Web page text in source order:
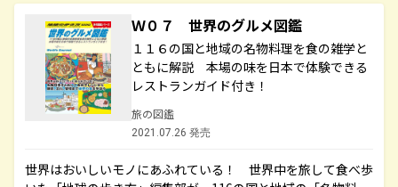
Ｗ０７ 世界のグルメ図鑑
１１６の国と地域の名物料理を食の雑学と
ともに解説 本場の味を日本で体験できる
レストランガイド付き！
旅の図鑑
2021.07.26 発売
世界はおいしいモノにあふれている！ 世界中を旅して食べ歩